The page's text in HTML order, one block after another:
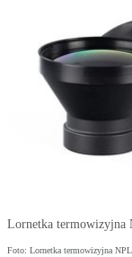
Lornetka termowizyjna
Foto: Lornetka termowizyjna